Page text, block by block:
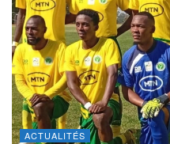
ACTUALITÉS